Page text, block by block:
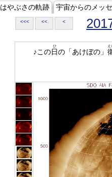
はやぶさの軌跡 宇宙からのメッ
<<< << <
♪この日
ひ
の「あけぼの」
え